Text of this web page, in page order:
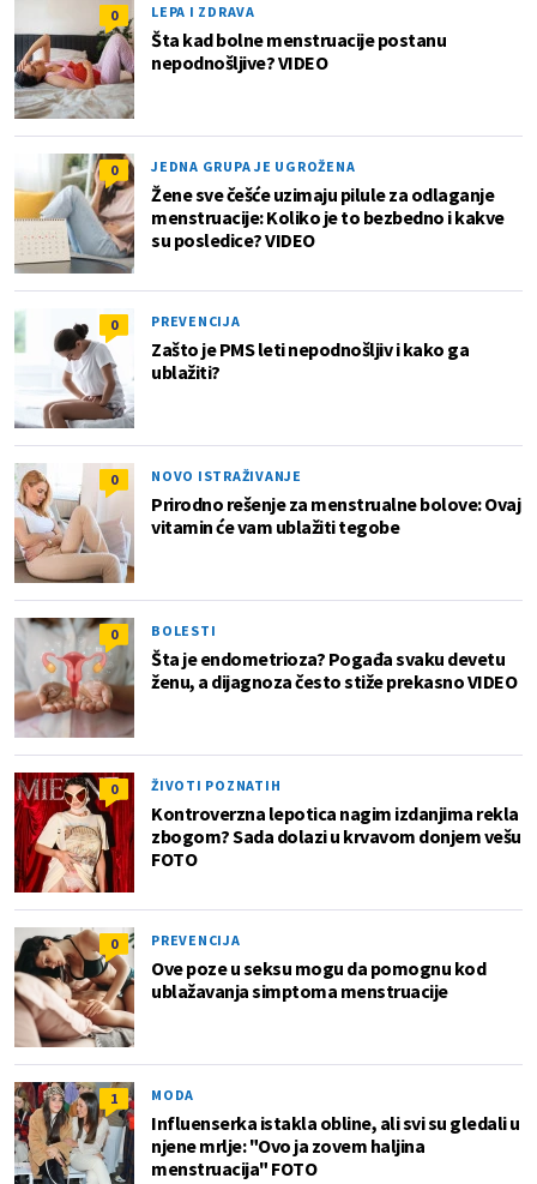
0 LEPA I ZDRAVA
Šta kad bolne menstruacije postanu
nepodnošljive? VIDEO
0 JEDNA GRUPA JE UGROŽENA
Žene sve češće uzimaju pilule za odlaganje
menstruacije: Koliko je to bezbedno i kakve
su posledice? VIDEO
0 PREVENCIJA
Zašto je PMS leti nepodnošljiv i kako ga
ublažiti?
0 NOVO ISTRAŽIVANJE
Prirodno rešenje za menstrualne bolove: Ovaj
vitamin će vam ublažiti tegobe
0 BOLESTI
Šta je endometrioza? Pogađa svaku devetu
ženu, a dijagnoza često stiže prekasno VIDEO
0 ŽIVOTI POZNATIH
Kontroverzna lepotica nagim izdanjima rekla
zbogom? Sada dolazi u krvavom donjem vešu
FOTO
0 PREVENCIJA
Ove poze u seksu mogu da pomognu kod
ublažavanja simptoma menstruacije
1 MODA
Influenserka istakla obline, ali svi su gledali u
njene mrlje: "Ovo ja zovem haljina
menstruacija" FOTO